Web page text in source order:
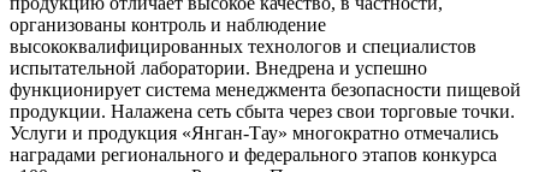
организованы контроль и наблюдение
высококвалифицированных технологов и специалистов
испытательной лаборатории. Внедрена и успешно
функционирует система менеджмента безопасности пищевой
продукции. Налажена сеть сбыта через свои торговые точки.
Услуги и продукция «Янган-Тау» многократно отмечались
наградами регионального и федерального этапов конкурса